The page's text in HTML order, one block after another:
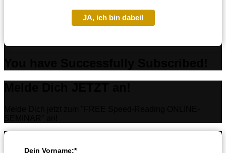
JA, ich bin dabei!
Dein Vorname:*